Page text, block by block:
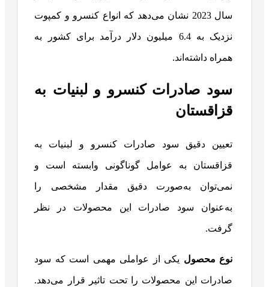
سال 2023 نشان می‌دهد که انواع کنسرو و کمپوت
نزدیک به 6.4 میلیون دلار درآمد برای کشور به
همراه داشته‌اند.
سود صادرات کنسرو و لبنیات به
قزاقستان
تعیین دقیق سود صادرات کنسرو و لبنیات به
قزاقستان به عوامل گوناگونی وابسته است و
نمی‌توان به‌صورت دقیق مقدار مشخصی را
به‌عنوان سود صادرات این محصولات در نظر
گرفت.
نوع محصول یکی از عواملی مهمی است که سود
صادرات این محصولات را تحت تاثیر قرار می‌دهد.